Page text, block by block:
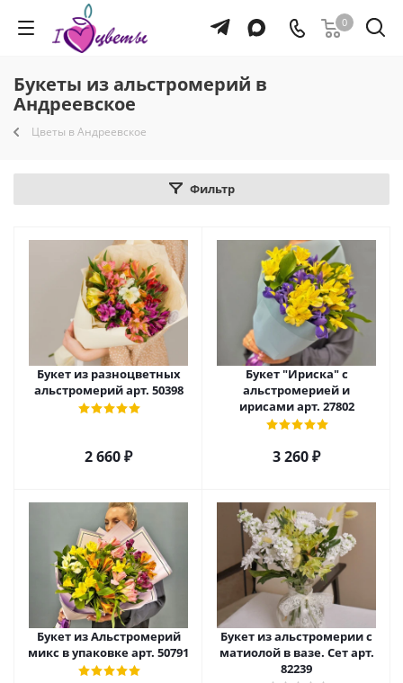
0
Букеты из альстромерий в
Андреевское
Цветы в Андреевское
Фильтр
Букет из разноцветных
альстромерий арт. 50398
2 660₽
Букет "Ириска" с
альстромерией и
ирисами арт. 27802
3 260₽
Букет из Альстромерий
микс в упаковке арт. 50791
Букет из альстромерии с
матиолой в вазе. Сет арт.
82239